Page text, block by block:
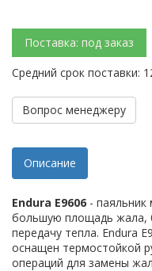
Поставка: под заказ
Средний срок поставки:
Вопрос менеджеру
Описание
Endura E9606 -
большую площадь жала,
передачу тепла. Endura
оснащен термостойкой
операций для замены